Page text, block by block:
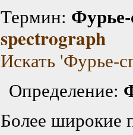
Термин:
spectrograph
Искать 'Фурье-
Определение:
Более широкие